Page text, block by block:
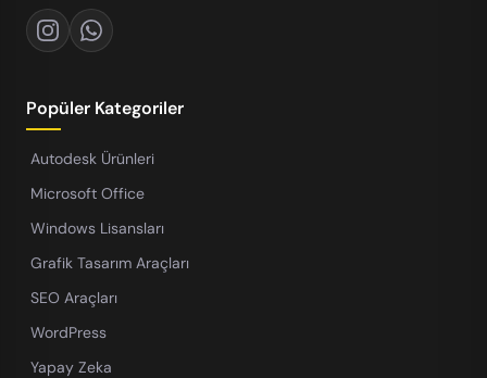
Popüler Kategoriler
Autodesk Ürünleri
Microsoft Office
Windows Lisansları
Grafik Tasarım Araçları
SEO Araçları
WordPress
Yapay Zeka